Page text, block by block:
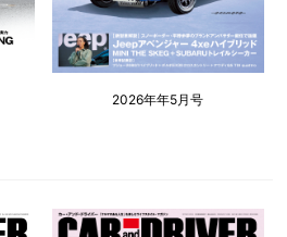
2026年年5月号